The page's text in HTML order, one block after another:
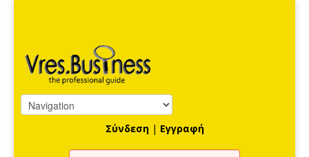
Σύνδεση | Εγγραφή